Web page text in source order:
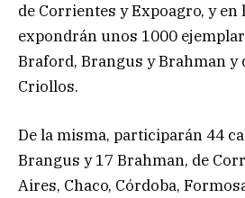
de Corrientes y Expoagro, y en
expondrán unos 1000
Braford, Brangus y Brahman y
Criollos.
De la misma, participarán 44
Brangus y 17 Brahman, de
Aires, Chaco, Córdoba,